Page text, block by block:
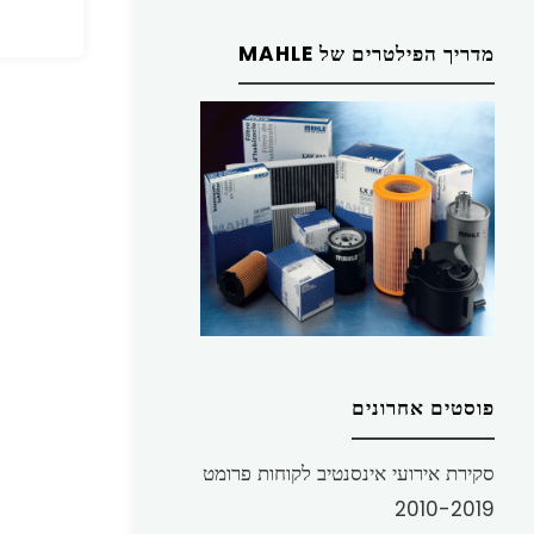
מדריך הפילטרים של MAHLE
פוסטים אחרונים
סקירת אירועי אינסנטיב לקוחות פרומט
2010-2019